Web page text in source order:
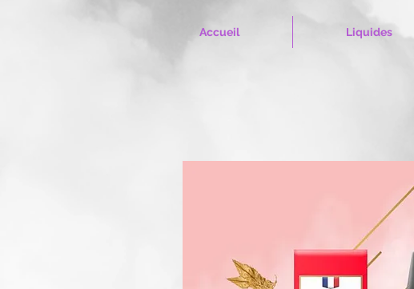
Accueil Liquides